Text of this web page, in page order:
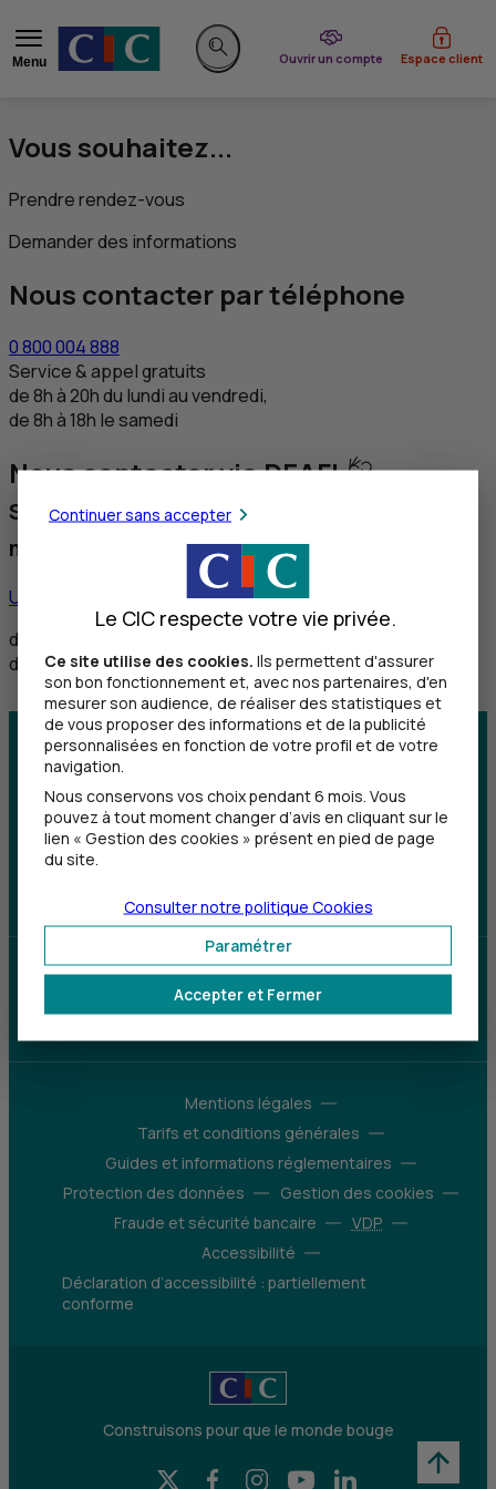
Menu
Rechercher sur le site
Ouvrir un compte
du CIC Espace client
Vous souhaitez...
Prendre rendez-vous
Demander des informations
Nous contacter par téléphone
0 800 004 888
Service & appel gratuits
de 8h à 20h du lundi au vendredi,
de 8h à 18h le samedi
Nous contacter via DEAFI
Service réservé aux personnes sourdes et
malentendantes
Utiliser ce service
de 8h30 à 12h et de 14h à 18h du lundi au vendredi,
de 8h30 à 12h le samedi
Centre d'aide Trouver une agence
Sourds et
malentendants
Parrainez un proche et profitez ensemble
d’avantages
Mentions légales
Tarifs et conditions générales
Guides et informations réglementaires
Protection des données
Gestion des cookies
Fraude et sécurité bancaire
VDP
Accessibilité
Déclaration d’accessibilité : partiellement
conforme
Construisons pour que le monde bouge
X (Twitter) - CIC
Facebook - CIC
Instagram - CIC
YouTube - CICLinkedIn - CIC
Continuer sans accepter
Le CIC respecte votre vie privée.
Ce site utilise des cookies. Ils permettent d'assurer
son bon fonctionnement et, avec nos partenaires, d'en
mesurer son audience, de réaliser des statistiques et
de vous proposer des informations et de la publicité
personnalisées en fonction de votre profil et de votre
navigation.
Nous conservons vos choix pendant 6 mois. Vous
pouvez à tout moment changer d’avis en cliquant sur le
lien « Gestion des cookies » présent en pied de page
du site.
Accepter et Fermer
Paramétrer
Consulter notre politique Cookies